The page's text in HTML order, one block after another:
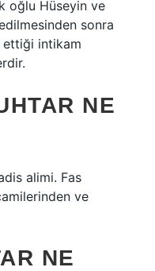
oğlu Hüseyin ve
sonra
ettiği intikam
NE
alimi. Fas
ve
NE